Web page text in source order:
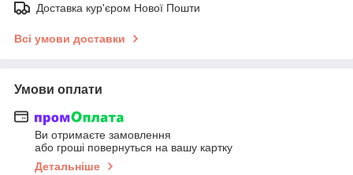
Доставка кур'єром Нової Пошти
Всі умови доставки
Умови оплати
Ви отримаєте замовлення
або гроші повернуться на вашу картку
Детальніше